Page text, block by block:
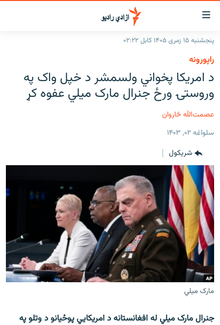
د
لاسرسۍ
وړ
لېنکونه
اصلي
متن
ته
ورتلل
اصلي
ته
لټون
پاڼې
ته
مراجعه
راپورونه
افغانستان
خبرونه
د خپرونو جدول
اونیزې خپرونې
انځوریزه برخه
ورزش
د کډوالۍ بحران
'کووېډ-۱۹'
اړیکه
دري پاڼه
Azadi English
راسره ملګري شئ
پنجشنبه ۱۵ زمری ۱۴۰۵ کابل ۰۲:۲۲
راپورونه
د امریکا پخواني ولسمشر د خپل واک په
وروستۍ ورځ جنرال مارک میلي عفوه کړ
عصمت‌الله څاروان
سلواغه ۰۲, ۱۴۰۳
شريکول
مارک میلي
جنرال مارک میلي له افغانستانه د امریکايي پوځیانو د وتلو په